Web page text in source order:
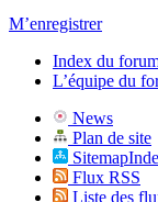
M’enregistrer
Index du
L’équipe du
News
Plan de site
Flux RSS
Liste des